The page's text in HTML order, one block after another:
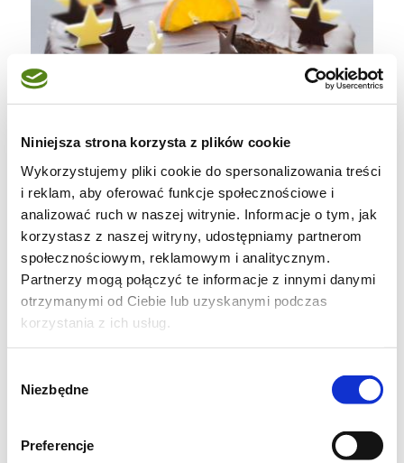
Niniejsza strona korzysta z plików cookie
Wykorzystujemy pliki cookie do spersonalizowania treści
i reklam, aby oferować funkcje społecznościowe i
analizować ruch w naszej witrynie. Informacje o tym, jak
korzystasz z naszej witryny, udostępniamy partnerom
społecznościowym, reklamowym i analitycznym.
Partnerzy mogą połączyć te informacje z innymi danymi
otrzymanymi od Ciebie lub uzyskanymi podczas
korzystania z ich usług.
zgody
Niezbędne
Preferencje
makowych. Jajka wyjąć wcześniej z lodówki.
żółtka na puszysto, oddzielnie ubić białka na